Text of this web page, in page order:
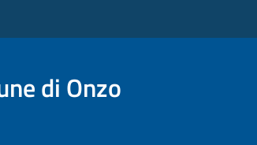
di Onzo